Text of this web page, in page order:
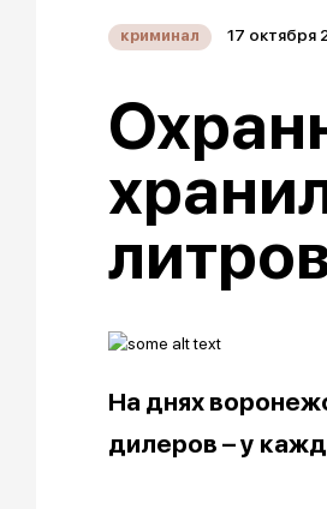
криминал 17 октября
На днях
дилеров – у